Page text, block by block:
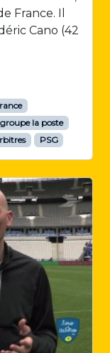
France. Il
Cano (42
groupe la poste
PSG